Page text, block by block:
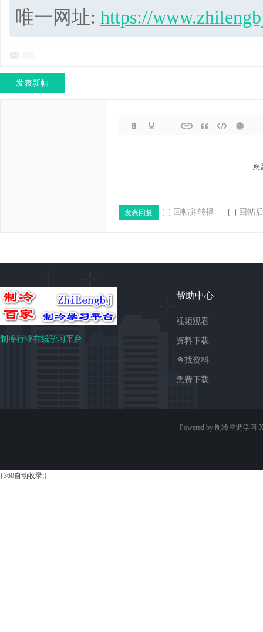
唯一网址: https://
发表新帖
您
发表回复 回帖并转播 回帖
制冷行业在线学习平台
帮助中心
视频观看
资料下载
查找资料
免费下载
Powered by 制冷空调学习
{360自动收录;}